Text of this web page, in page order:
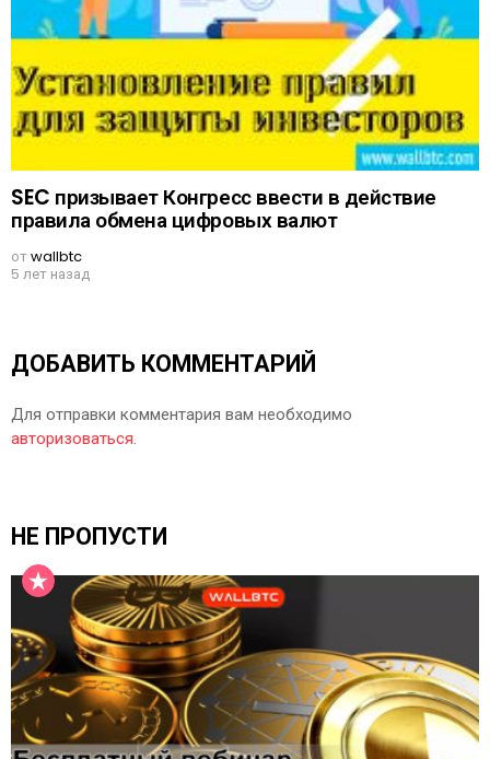
SEC призывает Конгресс ввести в действие
правила обмена цифровых валют
отwallbtc
5 лет назад
ДОБАВИТЬ КОММЕНТАРИЙ
Для отправки комментария вам необходимо
авторизоваться.
НЕ ПРОПУСТИ